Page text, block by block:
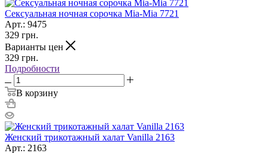
Сексуальная ночная сорочка Mia-Mia 7721
Арт.: 9475
329 грн.
Варианты цен
329 грн.
Подробности
В корзину
Женский трикотажный халат Vanilla 2163
Арт.: 2163